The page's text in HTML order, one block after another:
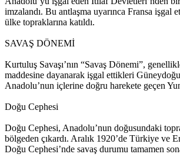
imzalandı. Bu antlaşma uyarınca Fransa işgal
ülke topraklarına katıldı.
SAVAŞ DÖNEMİ
Kurtuluş Savaşı’nın “Savaş Dönemi”,
maddesine dayanarak işgal ettikleri
Anadolu’nun içlerine doğru harekete geçen
Doğu Cephesi
Doğu Cephesi, Anadolu’nun doğusundaki
bölgeden çıkardı. Aralık 1920’de Türkiye ve
Doğu Cephesi’nde savaş durumu tamamen